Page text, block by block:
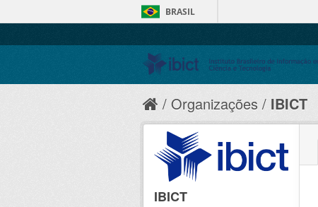
BRASIL
Organizações IBICT
IBICT